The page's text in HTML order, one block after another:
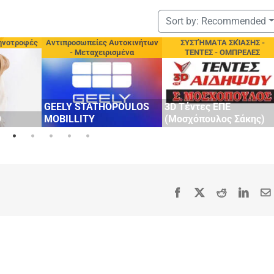
Sort by: Recommended
Αντιπροσωπείες Αυτοκινήτων
- Μεταχειρισμένα
GEELY STATHOPOULOS
MOBILLITY
ΣΥΣΤΉΜΑΤΑ ΣΚΊΑΣΗΣ -
ΤΕΝΤΕΣ - ΟΜΠΡΕΛΕΣ
3D Τέντες ΕΠΕ
(Μοσχόπουλος Σάκης)
Facebook Reddit